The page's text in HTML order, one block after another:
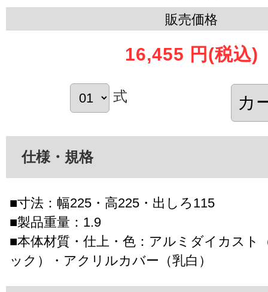
販売価格
16,455 円 (税込)
式
仕様・規格
■寸法：幅225・高225・出しろ115
■製品重量：1.9
■本体材質・仕上・色：アルミダイカスト
ック）・アクリルカバー（乳白）